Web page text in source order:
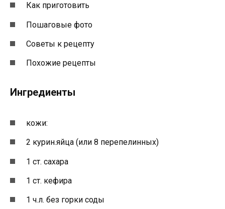
Как приготовить
Пошаговые фото
Советы к рецепту
Похожие рецепты
Ингредиенты
кожи:
2 курин.яйца (или 8 перепелинных)
1 ст. сахара
1 ст. кефира
1 ч.л. без горки соды